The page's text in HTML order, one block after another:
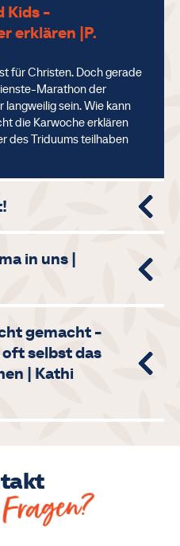
Kids -
erklären |P.
für Christen. Doch gerade
Marathon der
sein. Wie kann
die Karwoche erklären
des Triduums teilhaben
in uns |
gemacht -
selbst das
| Kathi